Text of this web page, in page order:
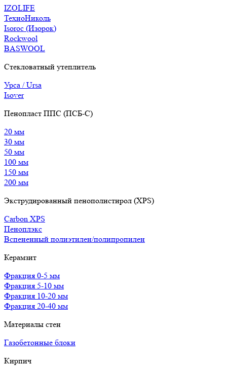
IZOLIFE
ТехноНиколь
Isoroc (Изорок)
Rockwool
BASWOOL
Стекловатный утеплитель
Урса / Ursa
Isover
Пенопласт ППС (ПСБ-С)
20 мм
30 мм
50 мм
100 мм
150 мм
200 мм
Экструдированный пенополистирол (XPS)
Carbon XPS
Пеноплэкс
Вспененный полиэтилен/полипропилен
Керамзит
Фракция 0-5 мм
Фракция 5-10 мм
Фракция 10-20 мм
Фракция 20-40 мм
Материалы стен
Газобетонные блоки
Кирпич